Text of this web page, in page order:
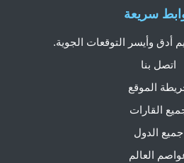
سريعة
أدق وأيسر التوقعات الجوية.
اتصل بنا
الموقع
القارات
جميع الدول
العالم